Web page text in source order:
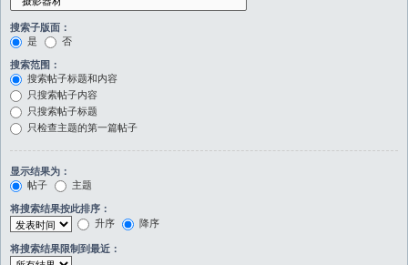
搜索子版面：
是
否
搜索范围：
搜索帖子标题和内容
只搜索帖子内容
只搜索帖子标题
只检查主题的第一篇帖子
显示结果为：
帖子
主题
将搜索结果按此排序：
升序
降序
将搜索结果限制到最近：